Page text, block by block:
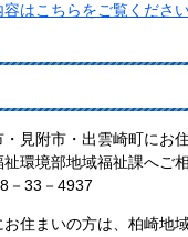
はこちらをご覧くださ
見附市・出雲崎町にお
環境部地域福祉課へご
33－4937
住まいの方は、柏崎地